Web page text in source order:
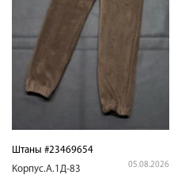
Штаны #23469654
Корпус.А.1Д-83
05.08.2026